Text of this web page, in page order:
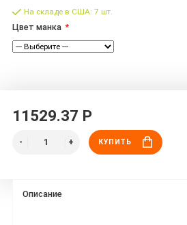
На складе в США: 7 шт.
Цвет манка
11529.37 Р
КУПИТЬ
Описание